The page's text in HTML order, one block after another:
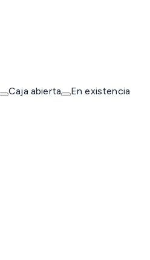
Caja abierta En existencia